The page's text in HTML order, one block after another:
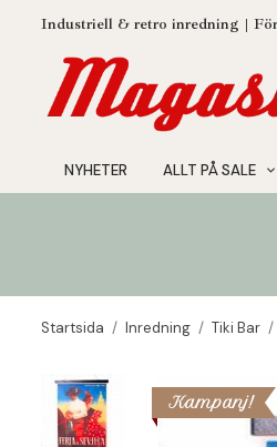
Industriell & retro inredning |
NYHETER ALLT PÅ SALE
Startsida / Inredning / Tiki Bar /
Kampanj!